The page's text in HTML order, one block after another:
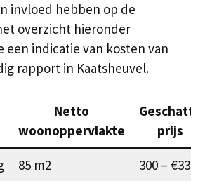
invloed hebben op de
overzicht hieronder
een indicatie van kosten van
rapport in Kaatsheuvel.
Netto
woonoppervlakte
Geschatte
prijs
85 m2 300 – €330